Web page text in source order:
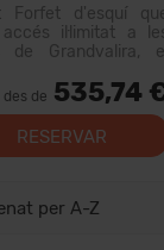
Forfet d'esquí
il·limitat a
de Grandvalira, el
Amb
podràs recórrer més
km de pistes,
per a tots els
des de 535,74
RESERVAR